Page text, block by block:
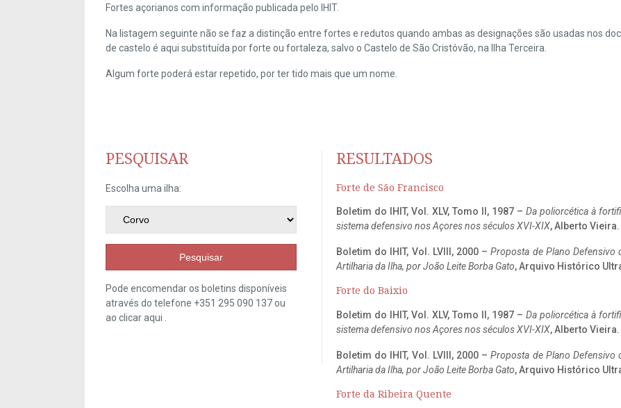
Fortes açorianos com informação publicada pelo IHIT.
Na listagem seguinte não se faz a distinção entre fortes e redutos quando ambas as designações são usadas nos
de castelo é aqui substituída por forte ou fortaleza, salvo o Castelo de São Cristóvão, na Ilha Terceira.
Algum forte poderá estar repetido, por ter tido mais que um nome.
PESQUISAR
Escolha uma ilha:
Pesquisar
Pode encomendar os boletins disponíveis
através do telefone +351 295 090 137 ou
ao clicaraqui
RESULTADOS
Forte de São Francisco
Boletim do IHIT, Vol. XLV, Tomo II, 1987 – Da poliorcética à
sistema defensivo nos Açores nos séculos XVI-XIX, Alberto
Boletim do IHIT, Vol. LVIII, 2000 –Proposta de Plano Defensivo
Artilharia da Ilha, por João Leite Borba Gato, Arquivo Histórico
Forte do Baixio
Boletim do IHIT, Vol. XLV, Tomo II, 1987 – Da poliorcética à
sistema defensivo nos Açores nos séculos XVI-XIX, Alberto
Boletim do IHIT, Vol. LVIII, 2000 –Proposta de Plano Defensivo
Artilharia da Ilha, por João Leite Borba Gato, Arquivo Histórico
Forte da Ribeira Quente